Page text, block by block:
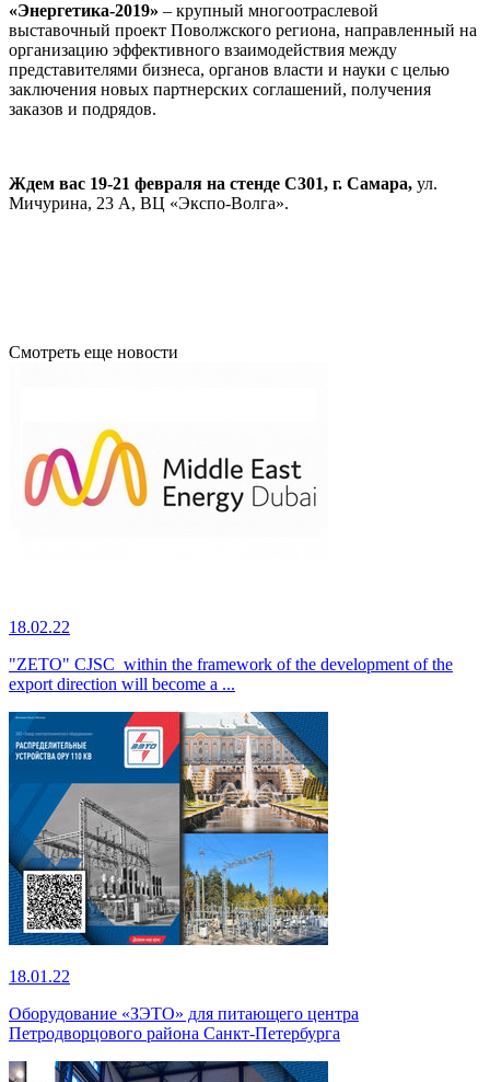
«Энергетика-2019» – крупный многоотраслевой
выставочный проект Поволжского региона, направленный на
организацию эффективного взаимодействия между
представителями бизнеса, органов власти и науки с целью
заключения новых партнерских соглашений, получения
заказов и подрядов.
Ждем вас 19-21 февраля на стенде С301, г. Самара, ул.
Мичурина, 23 А, ВЦ «Экспо-Волга».
Смотреть еще новости
18.02.22
"ZETO" CJSC within the framework of the development of the
export direction will become a ...
18.01.22
Оборудование «ЗЭТО» для питающего центра
Петродворцового района Санкт-Петербурга